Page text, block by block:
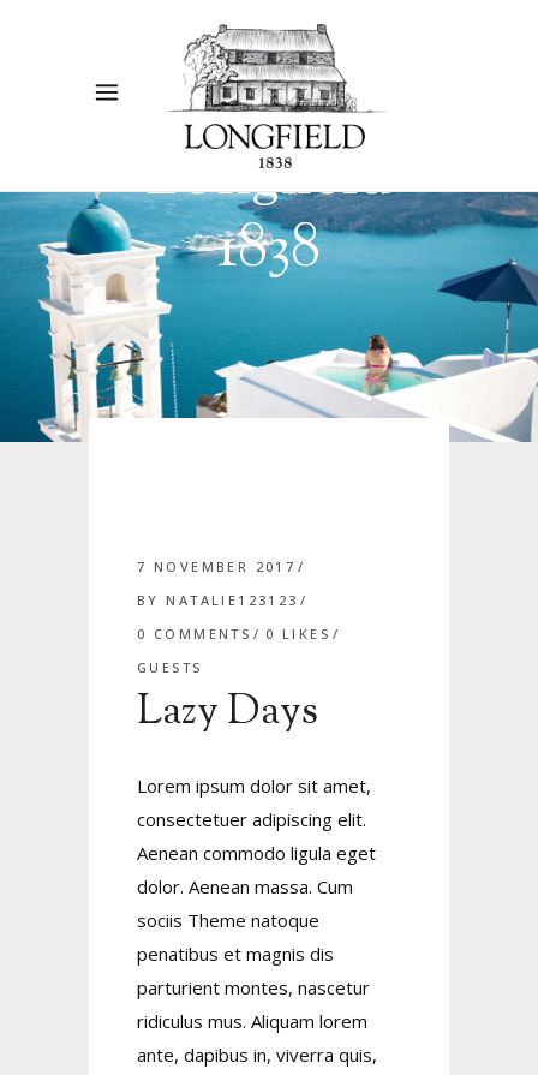
Longfield
1838
7 NOVEMBER 2017
BYNATALIE123123
0 COMMENTS
0 LIKES
GUESTS
Lazy Days
Lorem ipsum dolor sit amet,
consectetuer adipiscing elit.
Aenean commodo ligula eget
dolor. Aenean massa. Cum
sociis Theme natoque
penatibus et magnis dis
parturient montes, nascetur
ridiculus mus. Aliquam lorem
ante, dapibus in, viverra quis,